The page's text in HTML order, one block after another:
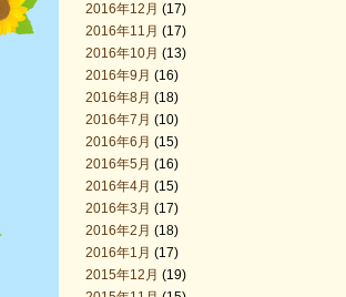
2016年12月 (17)
2016年11月 (17)
2016年10月 (13)
2016年9月 (16)
2016年8月 (18)
2016年7月 (10)
2016年6月 (15)
2016年5月 (16)
2016年4月 (15)
2016年3月 (17)
2016年2月 (18)
2016年1月 (17)
2015年12月 (19)